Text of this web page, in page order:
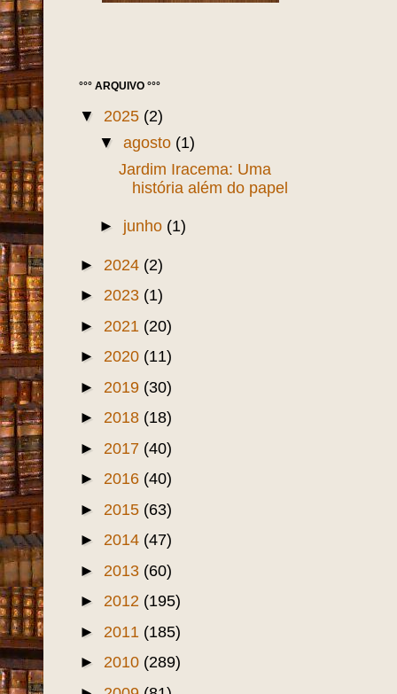
°°° ARQUIVO °°°
▼ 2025 (2)
▼ agosto (1)
Jardim Iracema: Uma
história além do papel
► junho (1)
► 2024 (2)
► 2023 (1)
► 2021 (20)
► 2020 (11)
► 2019 (30)
► 2018 (18)
► 2017 (40)
► 2016 (40)
► 2015 (63)
► 2014 (47)
► 2013 (60)
► 2012 (195)
► 2011 (185)
► 2010 (289)